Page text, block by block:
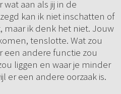
aan als jij in de
kan ik niet inschatten of
maar ik denk het niet. Jouw
tenslotte. Wat zou
een andere functie zou
liggen en waar je minder
er een andere oorzaak is.